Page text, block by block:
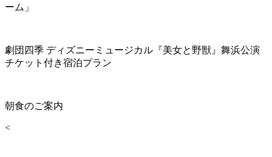
ーム」
劇団四季 ディズニーミュージカル『美女と野獣』舞浜公演
チケット付き宿泊プラン
朝食のご案内
<